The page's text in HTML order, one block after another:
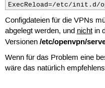
ExecReload=/etc/init.d/
Configdateien für die VPNs
abgelegt werden, und nichtin
Versionen /etc/openvpn/
Wenn für das Problem eine
wäre das natürlich